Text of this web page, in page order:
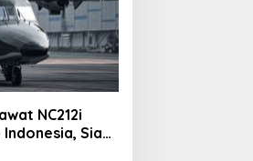
NC212i
Siap
TNI